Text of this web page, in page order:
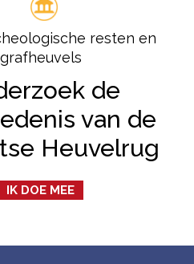
resten en
grafheuvels
de
van de
Heuvelrug
IK DOE MEE